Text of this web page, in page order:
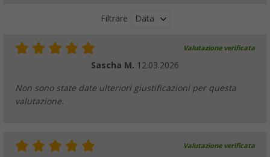
Filtrare Data
Valutazione verificata
Sascha M. 12.03.2026
Non sono state date ulteriori giustificazioni per questa
valutazione.
Valutazione verificata